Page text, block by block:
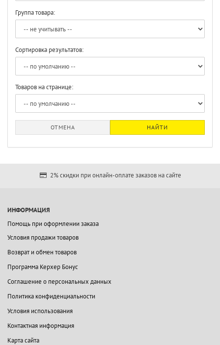
Группа товара:
Сортировка результатов:
Товаров на странице:
ОТМЕНА НАЙТИ
2% скидки при онлайн-оплате заказов на сайте
ИНФОРМАЦИЯ
Помощь при оформлении заказа
Условия продажи товаров
Возврат и обмен товаров
Программа Керхер Бонус
Соглашение о персональных данных
Политика конфиденциальности
Условия использования
Контактная информация
Карта сайта